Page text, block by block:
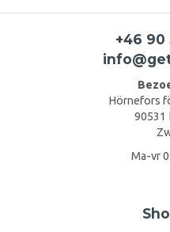
+46 90
Hörnefors
90531
Ma-vr